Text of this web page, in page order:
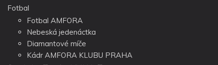
Fotbal
Fotbal AMFORA
Nebeská jedenáctka
Diamantové míče
Kádr AMFORA KLUBU PRAHA